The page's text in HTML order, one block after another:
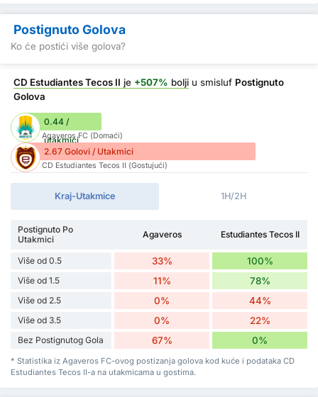
Postignuto Golova
Ko će postići više golova?
CD Estudiantes Tecos II je +507% bolji u smisluf Postignuto
Golova
0.44 /
utakmici
Agaveros FC (Domaći)
2.67 Golovi / Utakmici
CD Estudiantes Tecos II (Gostujući)
Kraj-Utakmice 1H/2H
Postignuto Po
Utakmici
Agaveros Estudiantes Tecos II
Više od 0.5 33% 100%
Više od 1.5 11% 78%
Više od 2.5 0% 44%
Više od 3.5 0% 22%
Bez Postignutog Gola 67% 0%
* Statistika iz Agaveros FC-ovog postizanja golova kod kuće i podataka CD
Estudiantes Tecos II-a na utakmicama u gostima.